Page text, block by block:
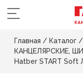
Главная / Каталог /
КАНЦЕЛЯРСКИЕ,
Hatber START Soft